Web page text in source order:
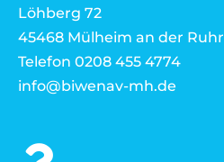
Löhberg 72
45468 Mülheim an der Ruhr
Telefon 0208 455 4774
info@biwenav-mh.de